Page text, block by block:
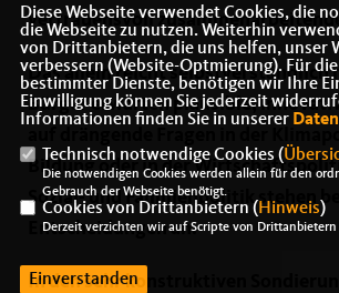
vertrauensvoll
Das allein reicht selbstverständlich
Bürger erwarten plausible,
Bildung oder in der
Sozial- und Familienpolitik stehen
Entscheidungen an.
In den sehr konstruktiven
Diese Webseite verwendet Cookies, die
die Webseite zu nutzen. Weiterhin
von Drittanbietern, die uns helfen, unser
verbessern (Website-Optmierung). Für
bestimmter Dienste, benötigen wir Ihre
Einwilligung können Sie jederzeit
Informationen finden Sie in unserer
Technisch notwendige Cookies (
Die notwendigen Cookies werden allein für den
Gebrauch der Webseite benötigt.
Cookies von Drittanbietern ( Hinweis)
Derzeit verzichten wir auf Scripte von
Einverstanden